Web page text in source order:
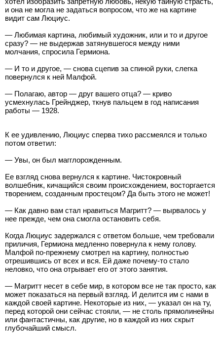
и она не могла не задаться вопросом, что же на картине
видит сам Люциус.
— Любимая картина, любимый художник, или и то и другое
сразу? — не выдержав затянувшегося между ними
молчания, спросила Гермиона.
— И то и другое, — снова сцепив за спиной руки, слегка
повернулся к ней Малфой.
— Полагаю, автор — друг вашего отца? — криво
усмехнулась Грейнджер, ткнув пальцем в год написания
работы — 1928.
К ее удивлению, Люциус сперва тихо рассмеялся и только
потом ответил:
— Увы, он был магглорожденным.
Ее взгляд снова вернулся к картине. Чистокровный
волшебник, кичащийся своим происхождением, восторгается
творением, созданным простецом? Да быть этого не может!
— Как давно вам стал нравиться Магритт? — вырвалось у
нее прежде, чем она смогла остановить себя.
Когда Люциус задержался с ответом больше, чем требовали
приличия, Гермиона медленно повернула к нему голову.
Малфой по-прежнему смотрел на картину, полностью
отрешившись от всех и вся. Ей даже почему-то стало
неловко, что она отрывает его от этого занятия.
— Магритт несет в себе мир, в котором все не так просто, как
может показаться на первый взгляд. И делится им с нами в
каждой своей картине. Некоторые из них, — указал он на ту,
перед которой они сейчас стояли, — не столь прямолинейны
или фантастичны, как другие, но в каждой из них скрыт
глубочайший смысл.